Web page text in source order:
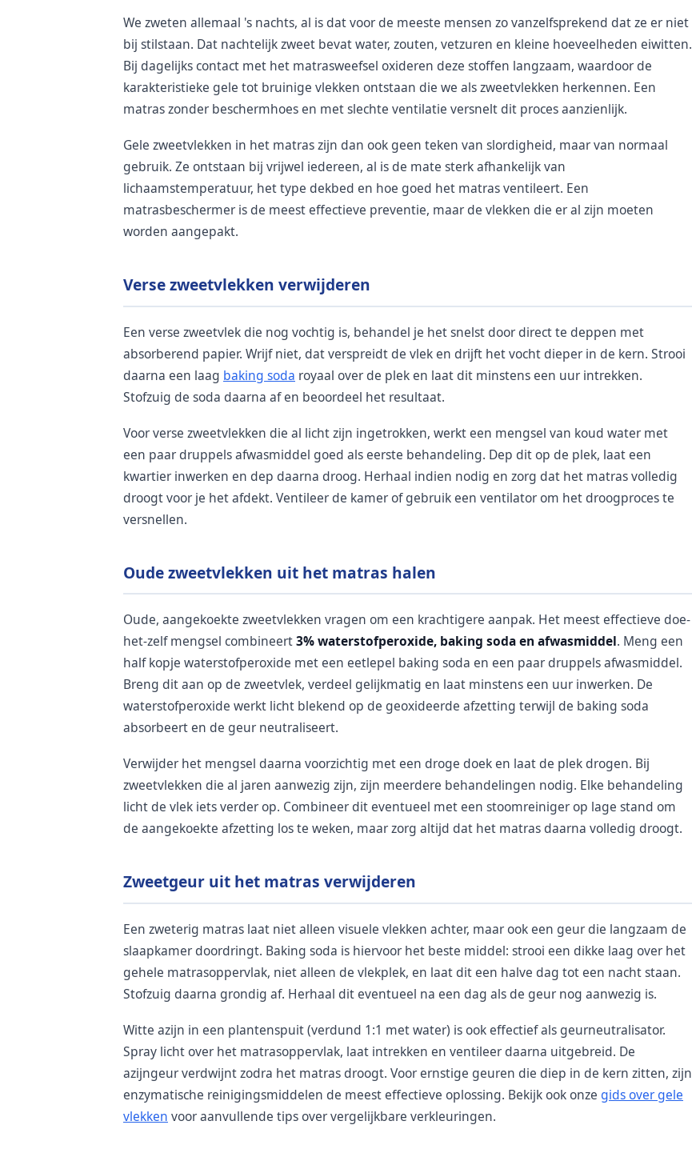
We zweten allemaal 's nachts, al is dat voor de meeste mensen zo vanzelfsprekend dat ze er niet
bij stilstaan. Dat nachtelijk zweet bevat water, zouten, vetzuren en kleine hoeveelheden eiwitten.
Bij dagelijks contact met het matrasweefsel oxideren deze stoffen langzaam, waardoor de
karakteristieke gele tot bruinige vlekken ontstaan die we als zweetvlekken herkennen. Een
matras zonder beschermhoes en met slechte ventilatie versnelt dit proces aanzienlijk.
Gele zweetvlekken in het matras zijn dan ook geen teken van slordigheid, maar van normaal
gebruik. Ze ontstaan bij vrijwel iedereen, al is de mate sterk afhankelijk van
lichaamstemperatuur, het type dekbed en hoe goed het matras ventileert. Een
matrasbeschermer is de meest effectieve preventie, maar de vlekken die er al zijn moeten
worden aangepakt.
Verse zweetvlekken verwijderen
Een verse zweetvlek die nog vochtig is, behandel je het snelst door direct te deppen met
absorberend papier. Wrijf niet, dat verspreidt de vlek en drijft het vocht dieper in de kern. Strooi
daarna een laag baking soda royaal over de plek en laat dit minstens een uur intrekken.
Stofzuig de soda daarna af en beoordeel het resultaat.
Voor verse zweetvlekken die al licht zijn ingetrokken, werkt een mengsel van koud water met
een paar druppels afwasmiddel goed als eerste behandeling. Dep dit op de plek, laat een
kwartier inwerken en dep daarna droog. Herhaal indien nodig en zorg dat het matras volledig
droogt voor je het afdekt. Ventileer de kamer of gebruik een ventilator om het droogproces te
versnellen.
Oude zweetvlekken uit het matras halen
Oude, aangekoekte zweetvlekken vragen om een krachtigere aanpak. Het meest effectieve doe-
het-zelf mengsel combineert3% waterstofperoxide, baking soda en afwasmiddel. Meng een
half kopje waterstofperoxide met een eetlepel baking soda en een paar druppels afwasmiddel.
Breng dit aan op de zweetvlek, verdeel gelijkmatig en laat minstens een uur inwerken. De
waterstofperoxide werkt licht blekend op de geoxideerde afzetting terwijl de baking soda
absorbeert en de geur neutraliseert.
Verwijder het mengsel daarna voorzichtig met een droge doek en laat de plek drogen. Bij
zweetvlekken die al jaren aanwezig zijn, zijn meerdere behandelingen nodig. Elke behandeling
licht de vlek iets verder op. Combineer dit eventueel met een stoomreiniger op lage stand om
de aangekoekte afzetting los te weken, maar zorg altijd dat het matras daarna volledig droogt.
Zweetgeur uit het matras verwijderen
Een zweterig matras laat niet alleen visuele vlekken achter, maar ook een geur die langzaam de
slaapkamer doordringt. Baking soda is hiervoor het beste middel: strooi een dikke laag over het
gehele matrasoppervlak, niet alleen de vlekplek, en laat dit een halve dag tot een nacht staan.
Stofzuig daarna grondig af. Herhaal dit eventueel na een dag als de geur nog aanwezig is.
Witte azijn in een plantenspuit (verdund 1:1 met water) is ook effectief als geurneutralisator.
Spray licht over het matrasoppervlak, laat intrekken en ventileer daarna uitgebreid. De
azijngeur verdwijnt zodra het matras droogt. Voor ernstige geuren die diep in de kern zitten, zijn
enzymatische reinigingsmiddelen de meest effectieve oplossing. Bekijk ook onze gids over gele
vlekken voor aanvullende tips over vergelijkbare verkleuringen.